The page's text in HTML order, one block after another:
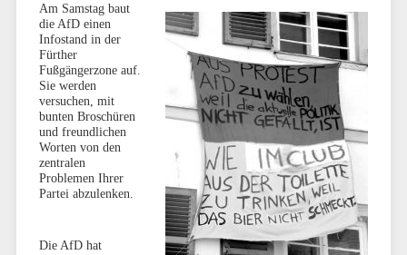
Am Samstag baut
die AfD einen
Infostand in der
Fürther
Fußgängerzone auf.
Sie werden
versuchen, mit
bunten Broschüren
und freundlichen
Worten von den
zentralen
Problemen Ihrer
Partei abzulenken.
Die AfD hat